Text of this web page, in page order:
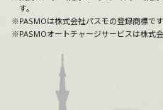
す。
※PASMOは株式会社パスモの登録商標です
※PASMOオートチャージサービスは株式